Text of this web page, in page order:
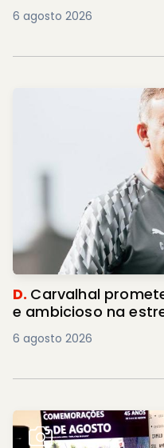
6 agosto 2026
D. Carvalhal
e ambicioso na
6 agosto 2026